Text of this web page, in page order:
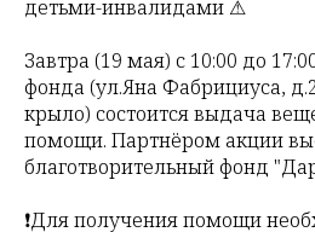
детьми-инвалидами ⚠
Завтра (19 мая) с 10:00 до
фонда (ул.Яна Фабрициуса,
крыло) состоится выдача
помощи. Партнёром акции
благотворительный фонд
❗Для получения помощи